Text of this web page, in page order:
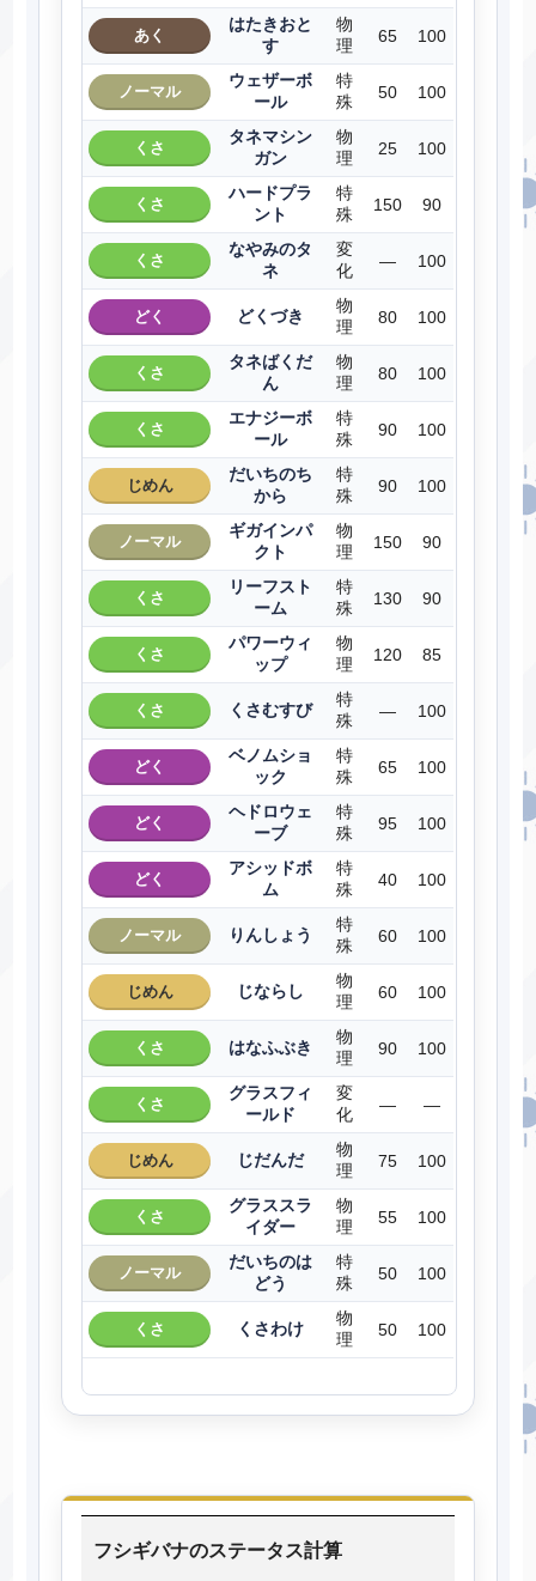
あく
はたきおと
す
物
理
65 100
ノーマル
ウェザーボ
ール
特
殊
50 100
くさ
タネマシン
ガン
物
理
25 100
くさ
ハードプラ
ント
特
殊
150 90
くさ
なやみのタ
ネ
変
化
― 100
どく どくづき
物
理
80 100
くさ
タネばくだ
ん
物
理
80 100
くさ
エナジーボ
ール
特
殊
90 100
じめん
だいちのち
から
特
殊
90 100
ノーマル
ギガインパ
クト
物
理
150 90
くさ
リーフスト
ーム
特
殊
130 90
くさ
パワーウィ
ップ
物
理
120 85
くさ くさむすび
特
殊
― 100
どく
ベノムショ
ック
特
殊
65 100
どく
ヘドロウェ
ーブ
特
殊
95 100
どく
アシッドボ
ム
特
殊
40 100
ノーマル りんしょう
特
殊
60 100
じめん じならし
物
理
60 100
くさ はなふぶき
物
理
90 100
くさ
グラスフィ
ールド
変
化
― ―
じめん じだんだ
物
理
75 100
くさ
グラススラ
イダー
物
理
55 100
ノーマル
だいちのは
どう
特
殊
50 100
くさ くさわけ
物
理
50 100
フシギバナのステータス計算